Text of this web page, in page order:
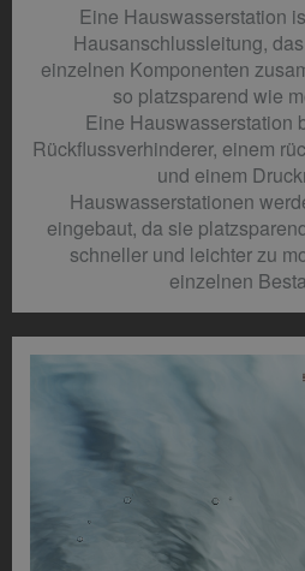
Eine Hauswasserstation
Hausanschlussleitung,
einzelnen Komponenten
so platzsparend wie
Eine Hauswasserstation
Rückflussverhinderer, einem
und einem
Hauswasserstationen
eingebaut, da sie
schneller und leichter zu
einzelnen